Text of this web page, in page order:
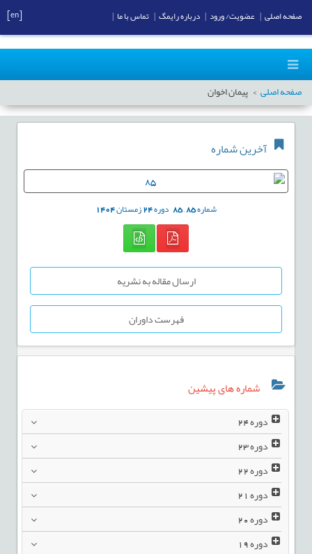
صفحه اصلی پیمان اخوان
آخرین شماره
شماره85
,
85 دوره24زمستان1404
ارسال مقاله به نشریه
فهرست داوران
شماره های پیشین
دوره24
دوره23
دوره22
دوره21
دوره20
دوره19
صفحه اصلی عضویت/ ورود درباره رایمگ تماس با ما